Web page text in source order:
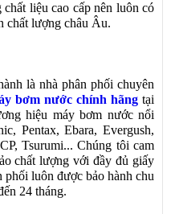
liệu cao cấp nên luôn có
chất lượng châu Âu.
là nhà phân phối chuyên
bơm nước chính hãng tại
hiệu máy bơm nước nổi
Pentax, Ebara, Evergush,
Tsurumi... Chúng tôi cam
chất lượng với đầy đủ giấy
phối luôn được bảo hành chu
24 tháng.